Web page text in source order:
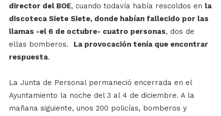
director del BOE, cuando todavía había rescoldos en la
discoteca Siete Siete, donde habían fallecido por las
llamas -el 6 de octubre- cuatro personas, dos de
ellas bomberos. La provocación tenía que encontrar
respuesta.
La Junta de Personal permaneció encerrada en el
Ayuntamiento la noche del 3 al 4 de diciembre. A la
mañana siguiente, unos 200 policías, bomberos y